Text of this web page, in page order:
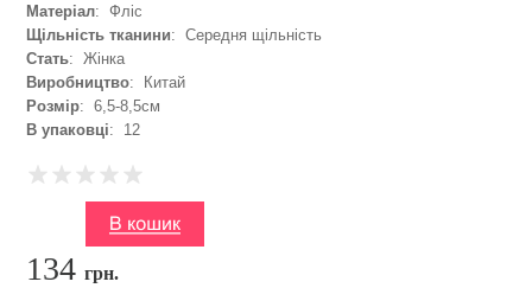
Матеріал: Фліс
Щільність тканини: Середня щільність
Стать: Жінка
Виробництво: Китай
Розмір: 6,5-8,5см
В упаковці: 12
134грн.